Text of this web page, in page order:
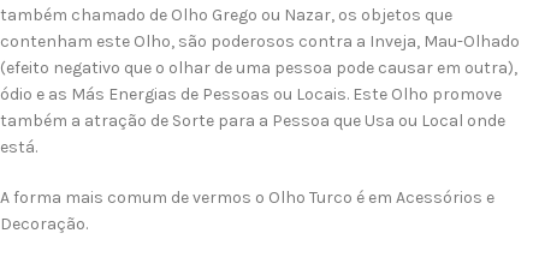
também chamado de Olho Grego ou Nazar, os objetos que
contenham este Olho, são poderosos contra a Inveja, Mau-Olhado
(efeito negativo que o olhar de uma pessoa pode causar em outra),
ódio e as Más Energias de Pessoas ou Locais. Este Olho promove
também a atração de Sorte para a Pessoa que Usa ou Local onde
está.
A forma mais comum de vermos o Olho Turco é em Acessórios e
Decoração.